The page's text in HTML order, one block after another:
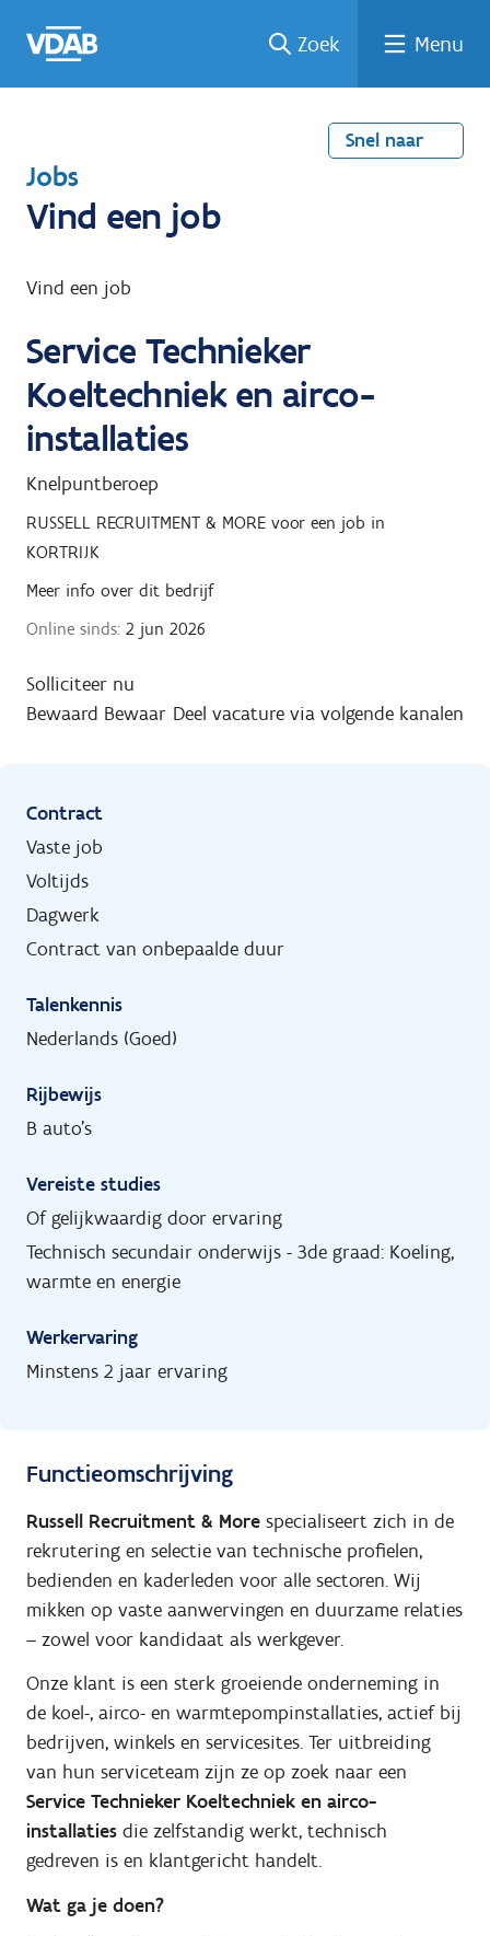
naar
een
een
job
naar
Zoek Menu
Snel naar
T
e
u
n
a
a
r
Jobs
Vind een job
Vind een job
Service Technieker
Koeltechniek en airco-
installaties
Knelpuntberoep
RUSSELL RECRUITMENT & MORE voor een job in
KORTRIJK
Meer info over dit bedrijf
Online sinds: 2 jun 2026
Solliciteer nu
Bewaard Bewaar Deel vacature via volgende kanalen
Contract
Vaste job
Voltijds
Dagwerk
Contract van onbepaalde duur
Talenkennis
Nederlands (Goed)
Rijbewijs
B auto's
Vereiste studies
Of gelijkwaardig door ervaring
Technisch secundair onderwijs - 3de graad: Koeling,
warmte en energie
Werkervaring
Minstens 2 jaar ervaring
Functieomschrijving
Russell Recruitment & More specialiseert zich in de
rekrutering en selectie van technische profielen,
bedienden en kaderleden voor alle sectoren. Wij
mikken op vaste aanwervingen en duurzame relaties
– zowel voor kandidaat als werkgever.
Onze klant is een sterk groeiende onderneming in
de koel-, airco- en warmtepompinstallaties, actief bij
bedrijven, winkels en servicesites. Ter uitbreiding
van hun serviceteam zijn ze op zoek naar een
Service Technieker Koeltechniek en airco-
installaties die zelfstandig werkt, technisch
gedreven is en klantgericht handelt.
Wat ga je doen?